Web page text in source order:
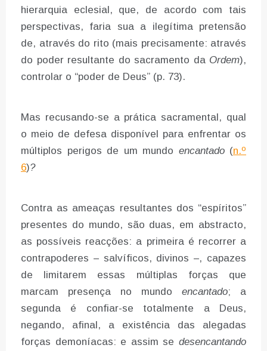
hierarquia eclesial, que, de acordo com tais
perspectivas, faria sua a ilegítima pretensão
de, através do rito (mais precisamente: através
do poder resultante do sacramento da Ordem),
controlar o “poder de Deus” (p. 73).
Mas recusando-se a prática sacramental, qual
o meio de defesa disponível para enfrentar os
múltiplos perigos de um mundo encantado (n.º
6)?
Contra as ameaças resultantes dos “espíritos”
presentes do mundo, são duas, em abstracto,
as possíveis reacções: a primeira é recorrer a
contrapoderes – salvíficos, divinos –, capazes
de limitarem essas múltiplas forças que
marcam presença no mundo encantado; a
segunda é confiar-se totalmente a Deus,
negando, afinal, a existência das alegadas
forças demoníacas: e assim se desencantando